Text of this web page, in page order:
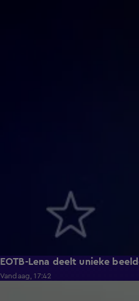
EOTB-Lena deelt unieke
Vandaag, 17:42